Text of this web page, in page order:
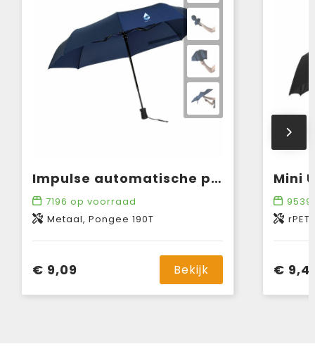
Impulse automatische paraplu 21 inch
7196 op voorraad
Metaal, Pongee 190T
€ 9,09 Bekijk
9539
€